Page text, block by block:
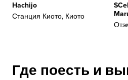
Hachijo
Станция Киото, Киото
Где поесть и